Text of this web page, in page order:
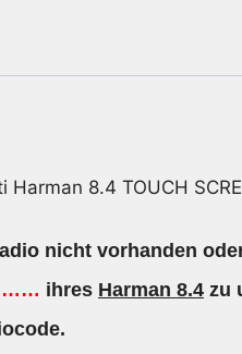
8.4 TOUCH
nicht vorhanden
ihres Harman 8.4 zu